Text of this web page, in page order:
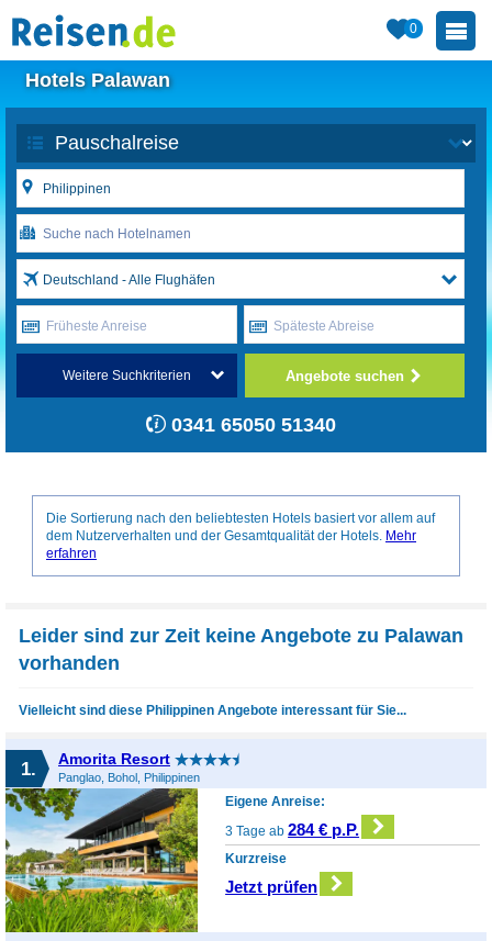
0
Hotels Palawan
Deutschland - Alle Flughäfen
Früheste Anreise Späteste Abreise
Weitere Suchkriterien Angebote suchen
0341 65050 51340
Die Sortierung nach den beliebtesten Hotels basiert vor allem auf
dem Nutzerverhalten und der Gesamtqualität der Hotels. Mehr
erfahren
Leider sind zur Zeit keine Angebote zu Palawan
vorhanden
Vielleicht sind diese Philippinen Angebote interessant für Sie...
1. Amorita Resort
Panglao, Bohol, Philippinen
Eigene Anreise:
3 Tage ab284 € p.P.
Kurzreise
Jetzt prüfen